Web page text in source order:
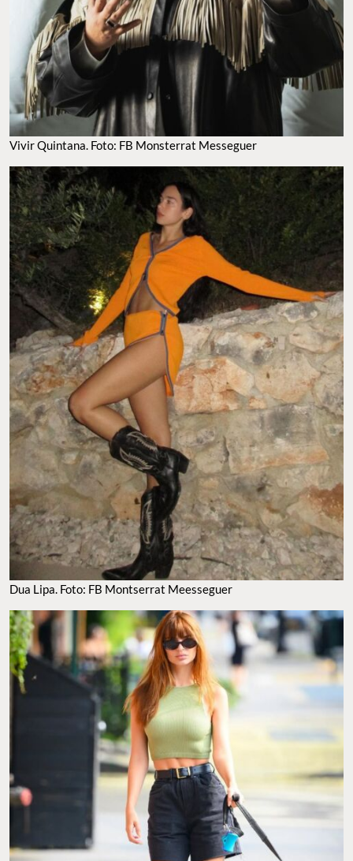
Vivir Quintana. Foto: FB Monsterrat Messeguer
Dua Lipa. Foto: FB Montserrat Meesseguer